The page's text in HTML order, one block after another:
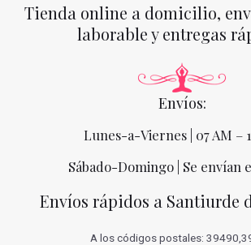
Tienda online a domicilio,
laborable y entregas
Envíos:
Lunes-a-Viernes | 07 AM –
Sábado-Domingo | Se envían
Envíos rápidos a Santiurde
A los códigos postales: